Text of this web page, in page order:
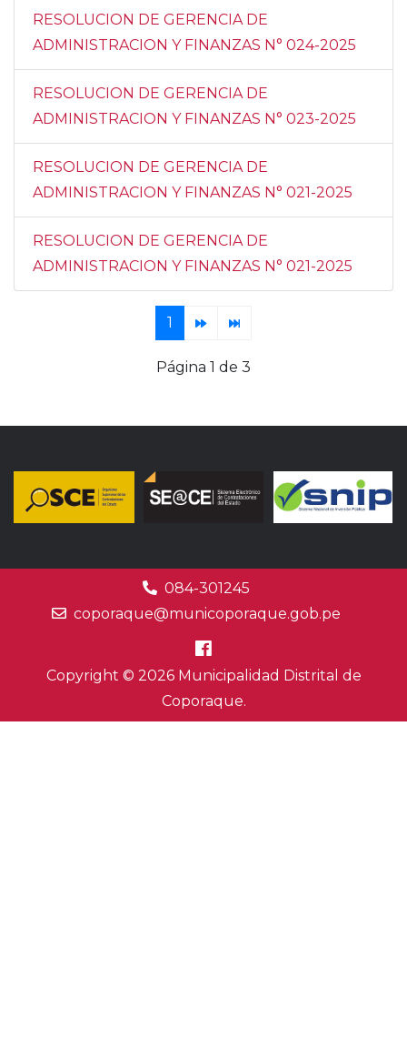
RESOLUCION DE GERENCIA DE
ADMINISTRACION Y FINANZAS N° 024-2025
RESOLUCION DE GERENCIA DE
ADMINISTRACION Y FINANZAS N° 023-2025
RESOLUCION DE GERENCIA DE
ADMINISTRACION Y FINANZAS N° 021-2025
RESOLUCION DE GERENCIA DE
ADMINISTRACION Y FINANZAS N° 021-2025
1
Página 1 de 3
084-301245
coporaque@municoporaque.gob.pe
Copyright © 2026 Municipalidad Distrital de
Coporaque.